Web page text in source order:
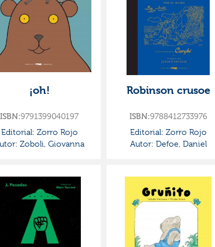
¡oh!
ISBN:9791399040197
Editorial: Zorro Rojo
Zoboli, Giovanna
Robinson crusoe
ISBN:9788412733976
Editorial: Zorro Rojo
Autor: Defoe, Daniel